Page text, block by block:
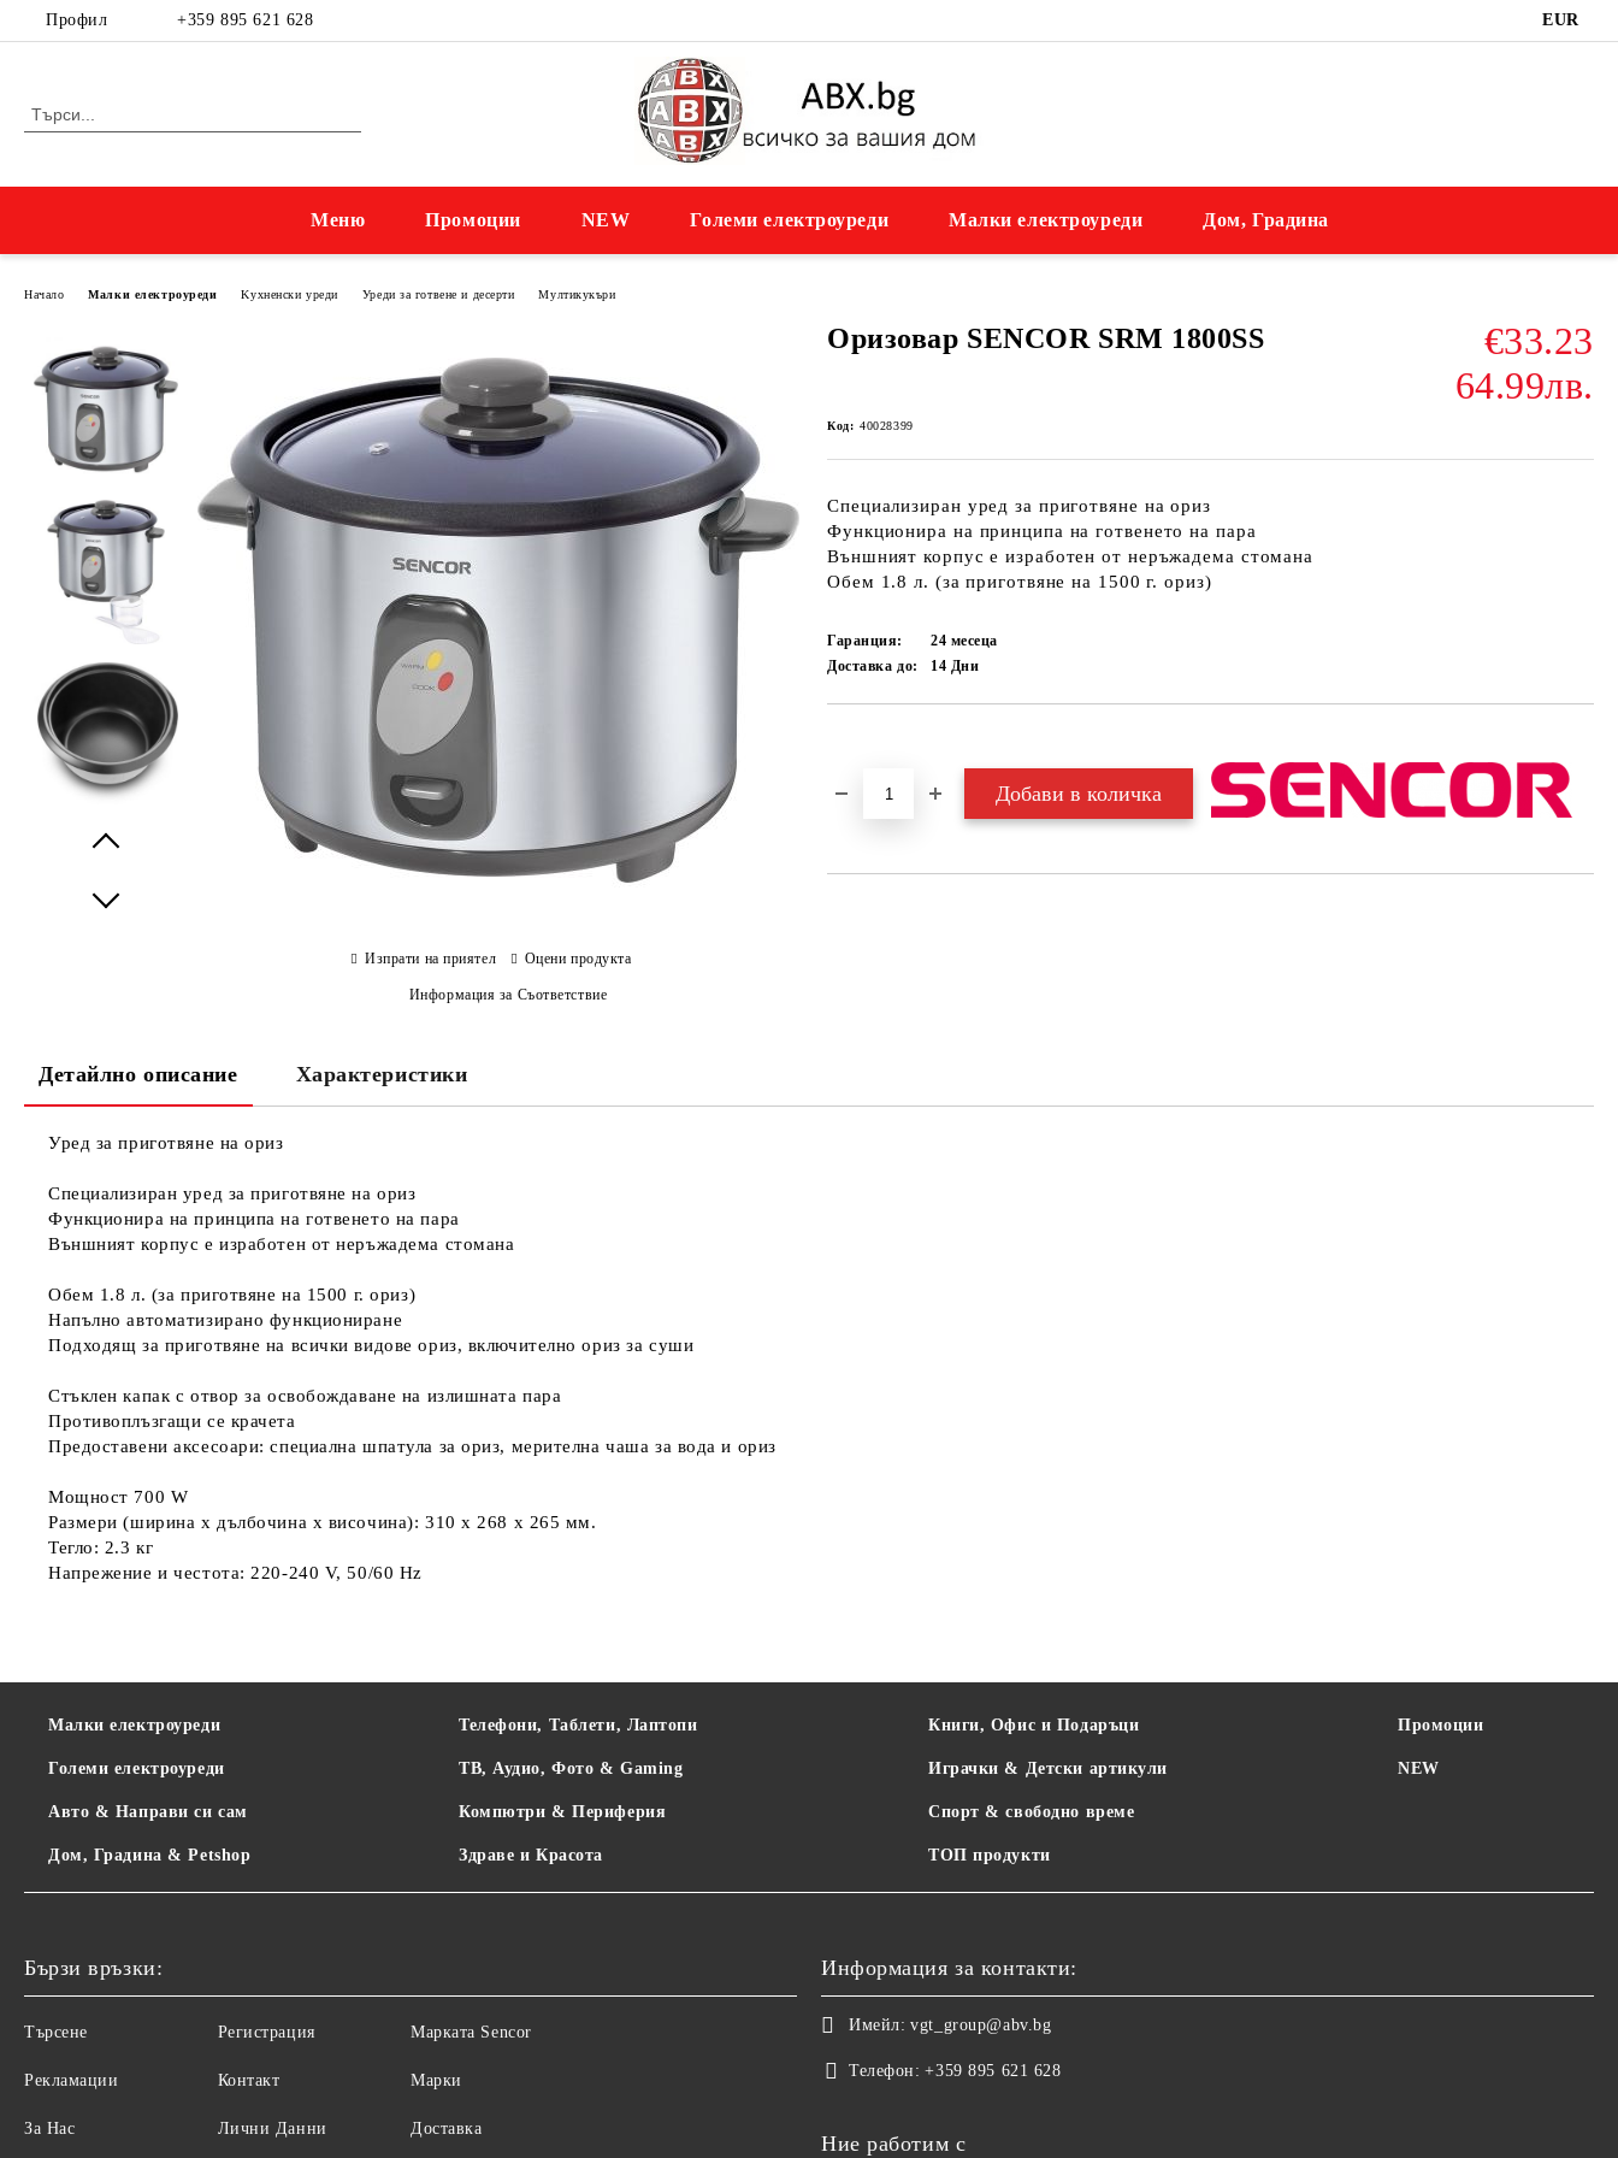
Профил +359 895 621 628 EUR
Меню Промоции NEW Големи електроуреди Малки електроуреди Дом, Градина
Начало Малки електроуреди Kухненски уреди Уреди за готвене и десерти Мултикукъри
Оризовар SENCOR SRM 1800SS
€33.23
64.99лв.
Код: 40028399
Специализиран уред за приготвяне на ориз
Функционира на принципа на готвенето на пара
Външният корпус е изработен от неръжадема стомана
Обем 1.8 л. (за приготвяне на 1500 г. ориз)
Гаранция:
24 месеца
Доставка до:
14 Дни
Изпрати на приятел Оцени продукта
Информация за Съответствие
Детайлно описание Характеристики
Уред за приготвяне на ориз
Специализиран уред за приготвяне на ориз
Функционира на принципа на готвенето на пара
Външният корпус е изработен от неръжадема стомана
Обем 1.8 л. (за приготвяне на 1500 г. ориз)
Напълно автоматизирано функциониране
Подходящ за приготвяне на всички видове ориз, включително ориз за суши
Стъклен капак с отвор за освобождаване на излишната пара
Противоплъзгащи се крачета
Предоставени аксесоари: специална шпатула за ориз, мерителна чаша за вода и ориз
Мощност 700 W
Размери (ширина х дълбочина х височина): 310 x 268 x 265 мм.
Тегло: 2.3 кг
Напрежение и честота: 220-240 V, 50/60 Hz
Малки електроуреди
Големи електроуреди
Авто & Направи си сам
Дом, Градина & Petshop
Телефони, Таблети, Лаптопи
ТВ, Аудио, Фото & Gaming
Компютри & Периферия
Здраве и Красота
Книги, Офис и Подаръци
Играчки & Детски артикули
Спорт & свободно време
ТОП продукти
Промоции
NEW
Бързи връзки:
Търсене
Рекламации
За Нас
Регистрация
Контакт
Лични Данни
Maрката Sencor
Марки
Доставка
Информация за контакти:
Имейл: vgt_group@abv.bg
Телефон: +359 895 621 628
Ние работим с